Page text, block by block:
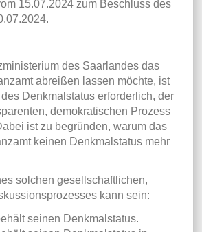
15.07.2024 zum Beschluss des
des Saarlandes das
abreißen lassen möchte, ist
Denkmalstatus erforderlich, der
demokratischen Prozess
ist zu begründen, warum das
keinen Denkmalstatus mehr
solchen gesellschaftlichen,
kann sein:
seinen Denkmalstatus.